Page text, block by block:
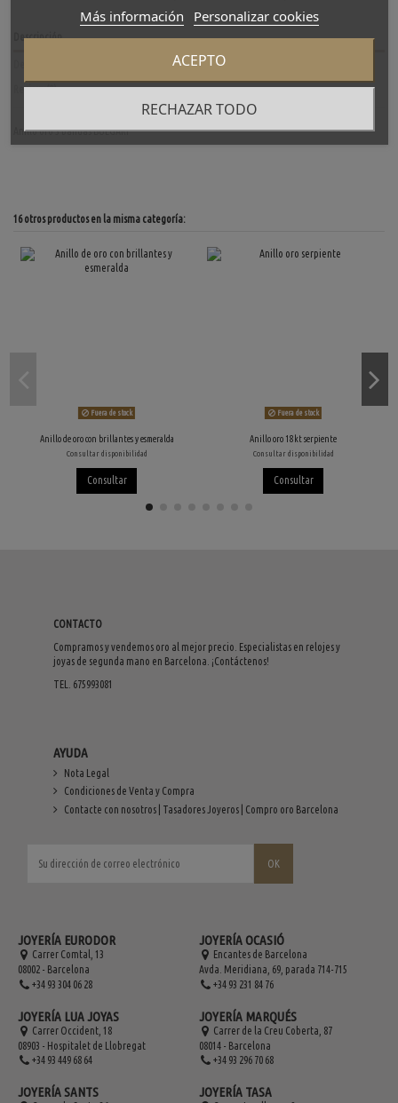
Descripción
Reviews(0)
Anillo oro 3 bandas BULGARI
16 otros productos en la misma categoría:
Fuera de stock
Anillo de oro con brillantes y esmeralda
Consultar disponibilidad
Consultar
Fuera de stock
Anillo oro 18kt serpiente
Consultar disponibilidad
Consultar
CONTACTO
Compramos y vendemos oro al mejor precio. Especialistas en relojes y
joyas de segunda mano en Barcelona. ¡Contáctenos!
TEL. 675993081
AYUDA
Nota Legal
Condiciones de Venta y Compra
Contacte con nosotros | Tasadores Joyeros | Compro oro Barcelona
JOYERÍA EURODOR
Carrer Comtal, 13
08002 - Barcelona
+34 93 304 06 28
JOYERÍA LUA JOYAS
Carrer Occident, 18
08903 - Hospitalet de Llobregat
+34 93 449 68 64
JOYERÍA SANTS
JOYERÍA OCASIÓ
Encantes de Barcelona
Avda. Meridiana, 69, parada 714-715
+34 93 231 84 76
JOYERÍA MARQUÉS
Carrer de la Creu Coberta, 87
08014 - Barcelona
+34 93 296 70 68
JOYERÍA TASA
Más información Personalizar cookies
RECHAZAR TODO
ACEPTO